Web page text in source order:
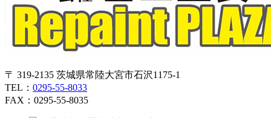
〒 319-2135 茨城県常陸大宮市石沢1175-1
TEL： 0295-55-8033
FAX：0295-55-8035